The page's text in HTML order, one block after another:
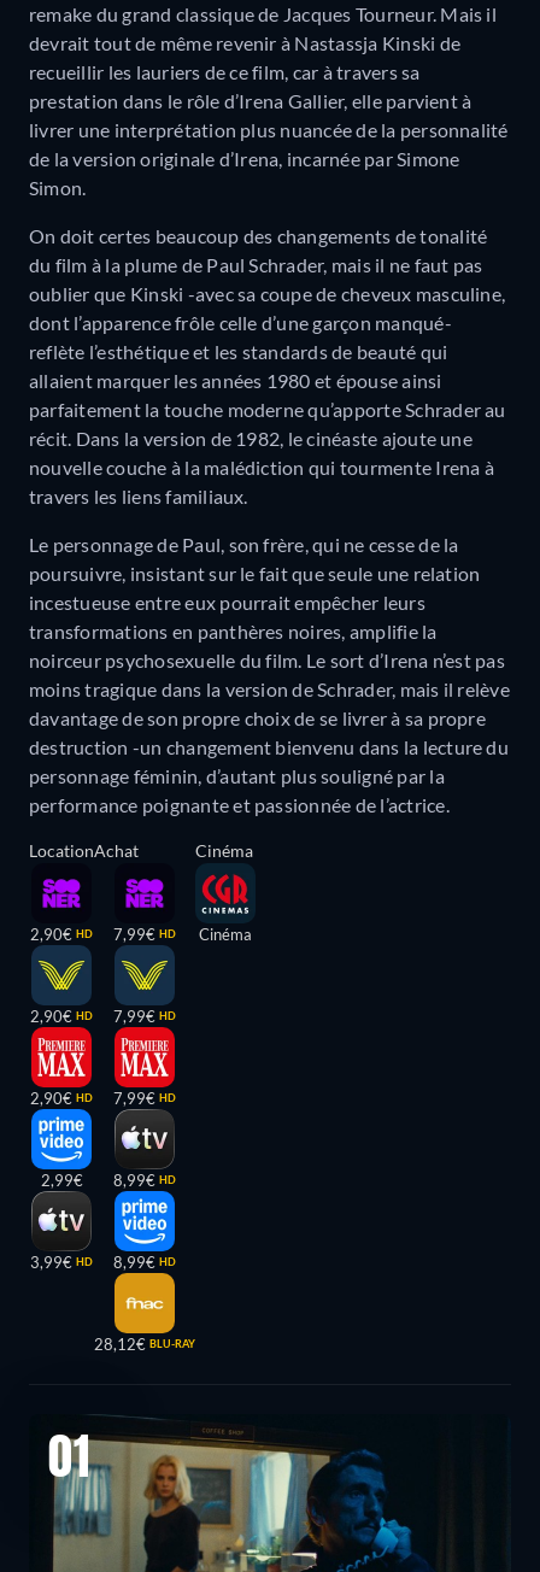
remake du grand classique de Jacques Tourneur. Mais il
devrait tout de même revenir à Nastassja Kinski de
recueillir les lauriers de ce film, car à travers sa
prestation dans le rôle d’Irena Gallier, elle parvient à
livrer une interprétation plus nuancée de la personnalité
de la version originale d’Irena, incarnée par Simone
Simon.
On doit certes beaucoup des changements de tonalité
du film à la plume de Paul Schrader, mais il ne faut pas
oublier que Kinski -avec sa coupe de cheveux masculine,
dont l’apparence frôle celle d’une garçon manqué-
reflète l’esthétique et les standards de beauté qui
allaient marquer les années 1980 et épouse ainsi
parfaitement la touche moderne qu’apporte Schrader au
récit. Dans la version de 1982, le cinéaste ajoute une
nouvelle couche à la malédiction qui tourmente Irena à
travers les liens familiaux.
Le personnage de Paul, son frère, qui ne cesse de la
poursuivre, insistant sur le fait que seule une relation
incestueuse entre eux pourrait empêcher leurs
transformations en panthères noires, amplifie la
noirceur psychosexuelle du film. Le sort d’Irena n’est pas
moins tragique dans la version de Schrader, mais il relève
davantage de son propre choix de se livrer à sa propre
destruction -un changement bienvenu dans la lecture du
personnage féminin, d’autant plus souligné par la
performance poignante et passionnée de l’actrice.
Location
2,90€ HD
2,90€ HD
2,90€ HD
2,99€
3,99€ HD
Achat
7,99€ HD
7,99€ HD
7,99€ HD
8,99€ HD
8,99€ HD
28,12€ BLU-RAY
Cinéma
Cinéma
01